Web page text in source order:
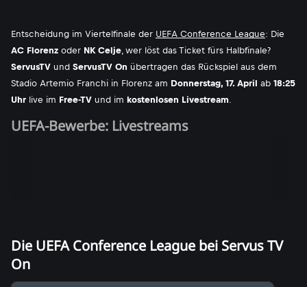
Entscheidung im Viertelfinale der UEFA Conference League: Die
AC Florenz oder NK Celje, wer löst das Ticket fürs Halbfinale?
ServusTV und ServusTV On übertragen das Rückspiel aus dem
Stadio Artemio Franchi in Florenz am Donnerstag, 17. April ab 18:25
Uhr live im Free-TV und im kostenlosen Livestream.
UEFA-Bewerbe: Livestreams
Die UEFA Conference League bei Servus TV
On